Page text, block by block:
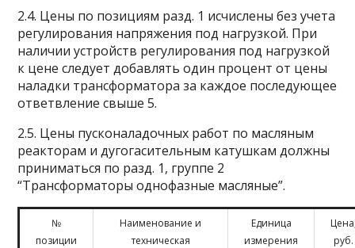
2.4. Цены по позициям разд. 1 исчислены без учета
регулирования напряжения под нагрузкой. При
наличии устройств регулирования под нагрузкой
к цене следует добавлять один процент от цены
наладки трансформатора за каждое последующее
ответвление свыше 5.
2.5. Цены пусконаладочных работ по масляным
реакторам и дугогасительным катушкам должны
приниматься по разд. 1, группе 2
“Трансформаторы однофазные масляные”.
№
позиции
Наименование и
техническая
Единица
измерения
руб.